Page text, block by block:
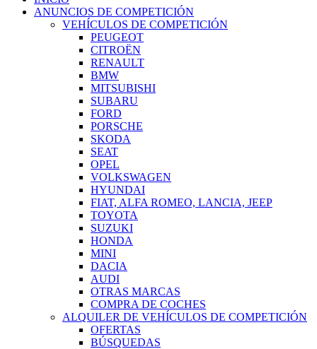
ANUNCIOS DE COMPETICIÓN
VEHÍCULOS DE COMPETICIÓN
PEUGEOT
CITROËN
RENAULT
BMW
MITSUBISHI
SUBARU
FORD
PORSCHE
SKODA
SEAT
OPEL
VOLKSWAGEN
HYUNDAI
FIAT, ALFA ROMEO, LANCIA, JEEP
TOYOTA
SUZUKI
HONDA
MINI
DACIA
AUDI
OTRAS MARCAS
COMPRA DE COCHES
ALQUILER DE VEHÍCULOS DE COMPETICIÓN
OFERTAS
BÚSQUEDAS